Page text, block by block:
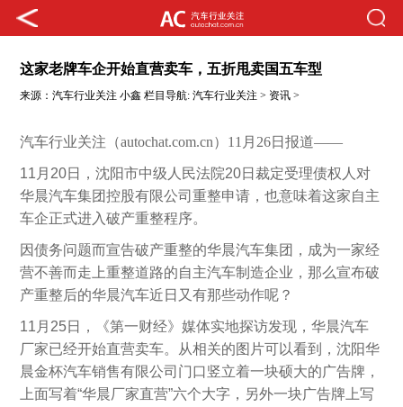
这家老牌车企开始直营卖车，五折甩卖国五车型
来源：汽车行业关注 小鑫 栏目导航:汽车行业关注 > 资讯 >
汽车行业关注（autochat.com.cn）11月26日报道——
11 月20日，沈阳市中级人民法院20日裁定受理债权人对
华晨汽车集团控股有限公司重整申请，也意味着这家自主
车企正式进入破产重整程序。
因债务问题而宣告破产重整的华晨汽车集团，成为一家经
营不善而走上重整道路的自主汽车制造企业，那么宣布破
产重整后的华晨汽车近日又有那些动作呢？
11 月25日，《第一财经》媒体实地探访发现，华晨汽车
厂家已经开始直营卖车。从相关的图片可以看到，沈阳华
晨金杯汽车销售有限公司门口竖立着一块硕大的广告牌，
上面写着“华晨厂家直营”六个大字，另外一块广告牌上写